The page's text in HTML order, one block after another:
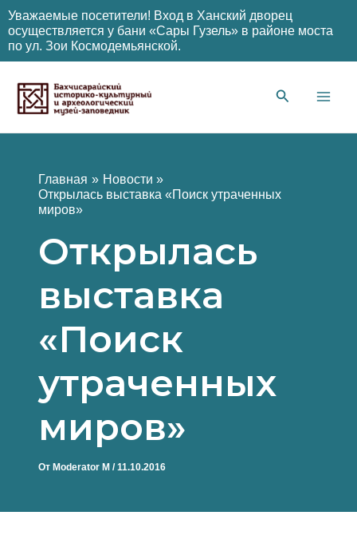
Уважаемые посетители! Вход в Ханский дворец
осуществляется у бани «Сары Гузель» в районе моста
по ул. Зои Космодемьянской.
содержимому
Главная
Новости
Открылась выставка «Поиск утраченных
миров»
Открылась
выставка
«Поиск
утраченных
миров»
От Moderator M /11.10.2016